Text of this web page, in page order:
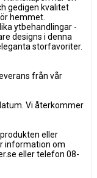
gedigen kvalitet
hemmet.
ytbehandlingar -
designs i denna
storfavoriter.
från vår
Vi återkommer
eller
information om
eller telefon 08-